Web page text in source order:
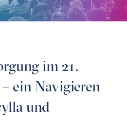
im 21.
ein Navigieren
und